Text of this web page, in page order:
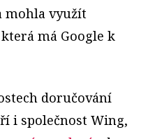
mohla využít
má Google k
doručování
i společnost Wing,